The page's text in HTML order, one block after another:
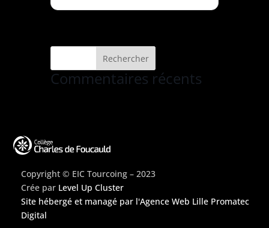
Commentaires récents
Copyright © EIC Tourcoing – 2023
Crée par Level Up Cluster
Site hébergé et managé par l'Agence Web Lille Promatec
Digital